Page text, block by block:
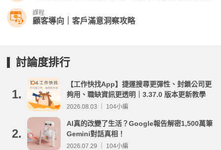
課程
顧客導向｜客戶滿意洞察攻略
討論度排行
1.
【工作快找App】捷運搜尋更彈性、封鎖公司更
夠用、職缺資訊更透明｜3.37.0 版本更新教學
2026.08.03 ｜ 104小編
2.
AI真的改變了生活？Google報告解密1,500萬筆
Gemini對話真相！
2026.07.29 ｜ 104小編